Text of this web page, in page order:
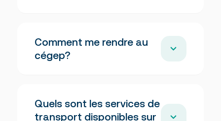
prêts et bourses consultez la page Aide
Financière.
Comment me rendre au
cégep?
coordonnées pour connaître l’itinéraire pour
vous rendre à l’un de nos établissements.
Quels sont les services de
transport disponibles sur